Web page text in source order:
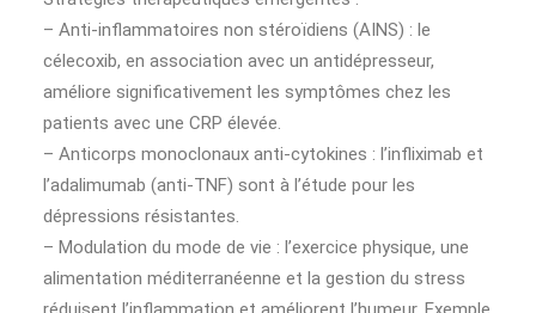
– Anti-inflammatoires non stéroïdiens (AINS) : le
célecoxib, en association avec un antidépresseur,
améliore significativement les symptômes chez les
patients avec une CRP élevée.
– Anticorps monoclonaux anti-cytokines : l’infliximab et
l’adalimumab (anti-TNF) sont à l’étude pour les
dépressions résistantes.
– Modulation du mode de vie : l’exercice physique, une
alimentation méditerranéenne et la gestion du stress